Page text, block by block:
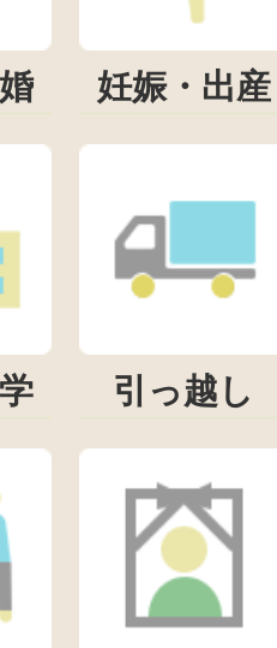
妊娠・出産
引っ越し